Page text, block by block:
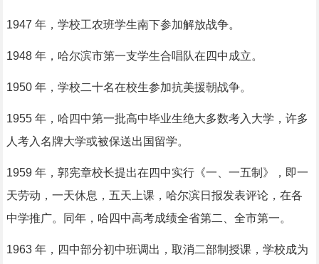
1947 年，学校工农班学生南下参加解放战争。
1948 年，哈尔滨市第一支学生合唱队在四中成立。
1950 年，学校二十名在校生参加抗美援朝战争。
1955 年，哈四中第一批高中毕业生绝大多数考入大学，许多
人考入名牌大学或被保送出国留学。
1959 年，郭宪章校长提出在四中实行《一、一五制》，即一
天劳动，一天休息，五天上课，哈尔滨日报发表评论，在各
中学推广。同年，哈四中高考成绩全省第二、全市第一。
1963 年，四中部分初中班调出，取消二部制授课，学校成为